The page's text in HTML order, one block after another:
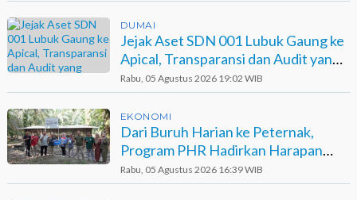
DUMAI
Jejak Aset SDN 001 Lubuk Gaung ke
Apical, Transparansi dan Audit yang
Belum Terjawab
Rabu, 05 Agustus 2026 19:02 WIB
EKONOMI
Dari Buruh Harian ke Peternak,
Program PHR Hadirkan Harapan
Baru bagi Suku Sakai
Rabu, 05 Agustus 2026 16:39 WIB